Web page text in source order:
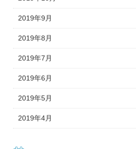
2019年9月
2019年8月
2019年7月
2019年6月
2019年5月
2019年4月